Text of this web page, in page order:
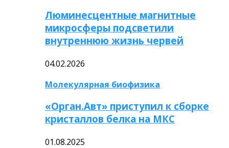
Люминесцентные магнитные
микросферы подсветили
внутреннюю жизнь червей
04.02.2026
Молекулярная биофизика
«Орган.Авт» приступил к сборке
кристаллов белка на МКС
01.08.2025